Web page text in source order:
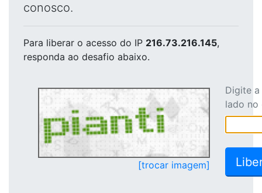
conosco.
Para liberar o acesso do IP 216.73.216.145,
responda ao desafio abaixo.
[trocar imagem]
Digite
lado no